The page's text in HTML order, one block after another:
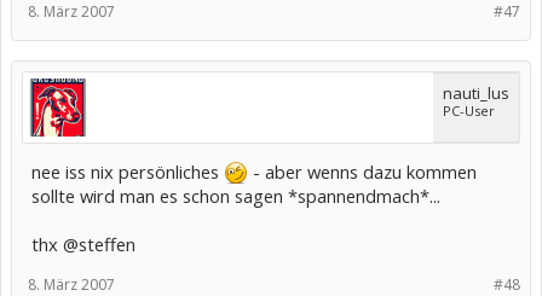
#47
8. März 2007
nauti_lus
PC-User
nee iss nix persönliches
- aber wenns dazu kommen
sollte wird man es schon sagen *spannendmach*...
thx @steffen
#48
8. März 2007